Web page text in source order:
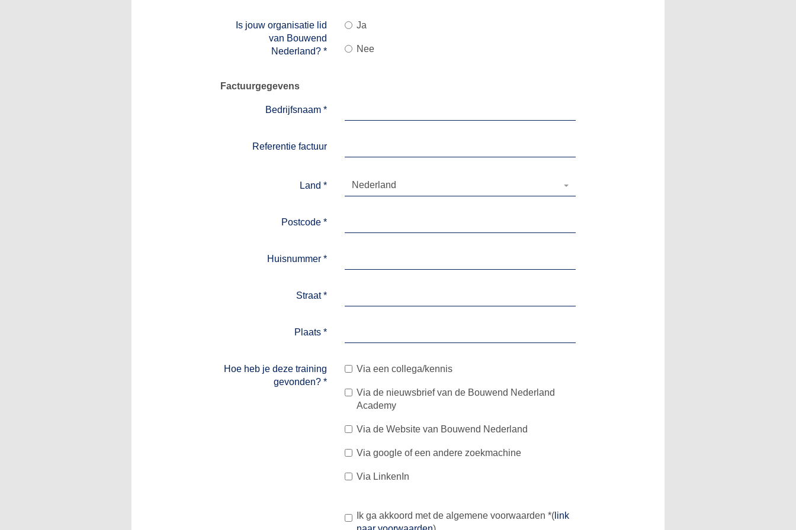
Is jouw organisatie lid
van Bouwend
Nederland? *
Ja
Nee
Factuurgegevens
Bedrijfsnaam *
Referentie factuur
Land * Nederland
Postcode *
Huisnummer *
Straat*
Plaats *
Hoe heb je deze training
gevonden? *
Via een collega/kennis
Via de nieuwsbrief van de Bouwend Nederland
Academy
Via de Website van Bouwend Nederland
Via google of een andere zoekmachine
Via LinkenIn
Ik ga akkoord met de algemene voorwaarden *( link